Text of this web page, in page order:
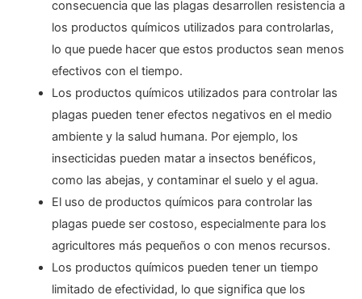
consecuencia que las plagas desarrollen resistencia a
los productos químicos utilizados para controlarlas,
lo que puede hacer que estos productos sean menos
efectivos con el tiempo.
Los productos químicos utilizados para controlar las
plagas pueden tener efectos negativos en el medio
ambiente y la salud humana. Por ejemplo, los
insecticidas pueden matar a insectos benéficos,
como las abejas, y contaminar el suelo y el agua.
El uso de productos químicos para controlar las
plagas puede ser costoso, especialmente para los
agricultores más pequeños o con menos recursos.
Los productos químicos pueden tener un tiempo
limitado de efectividad, lo que significa que los